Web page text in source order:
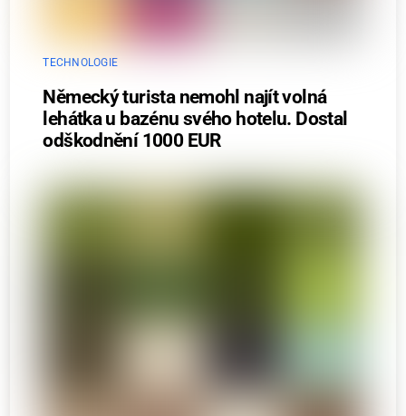
TECHNOLOGIE
Německý turista nemohl najít volná
lehátka u bazénu svého hotelu. Dostal
odškodnění 1000 EUR